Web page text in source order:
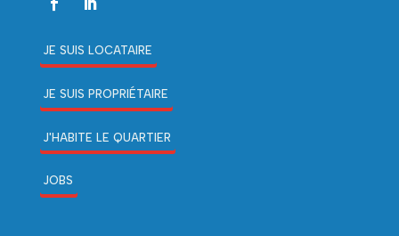
JE SUIS LOCATAIRE
JE SUIS PROPRIÉTAIRE
J'HABITE LE QUARTIER
JOBS